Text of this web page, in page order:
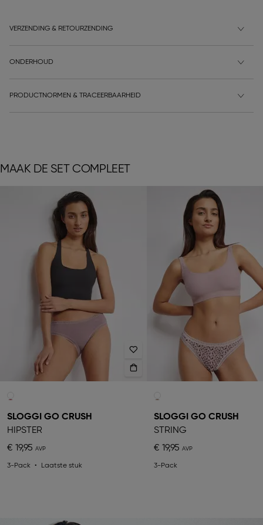
VERZENDING & RETOURZENDING
ONDERHOUD
PRODUCTNORMEN & TRACEERBAARHEID
MAAK DE SET COMPLEET
SLOGGI GO CRUSH
HIPSTER
€ 19,95
3-Pack Laatste stuk
SLOGGI GO CRUSH
STRING
€ 19,95
3-Pack